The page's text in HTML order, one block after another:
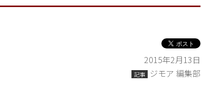
2015年2月13日
記事 ジモア 編集部